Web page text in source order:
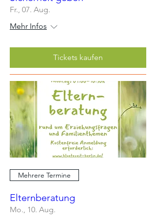
Fr., 07. Aug.
Mehr Infos
Tickets kaufen
Mehrere Termine
Elternberatung
Mo., 10. Aug.